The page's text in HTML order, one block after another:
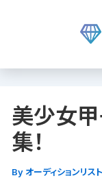
ス
美少女
集！
By オーディションリス